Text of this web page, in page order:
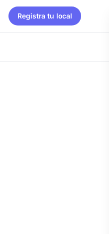
Registra tu local